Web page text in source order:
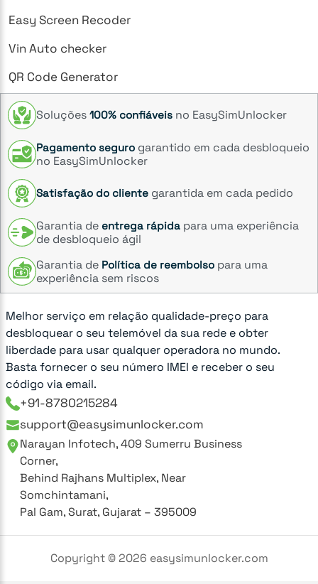
Easy Screen Recoder
Vin Auto checker
QR Code Generator
Soluções 100% confiáveis no EasySimUnlocker
Pagamento seguro garantido em cada desbloqueio
no EasySimUnlocker
Satisfação do cliente garantida em cada pedido
Garantia de entrega rápida para uma experiência
de desbloqueio ágil
Garantia de Política de reembolso para uma
experiência sem riscos
Melhor serviço em relação qualidade-preço para
desbloquear o seu telemóvel da sua rede e obter
liberdade para usar qualquer operadora no mundo.
Basta fornecer o seu número IMEI e receber o seu
código via email.
+91-8780215284
support@easysimunlocker.com
Narayan Infotech, 409 Sumerru Business
Corner,
Behind Rajhans Multiplex, Near
Somchintamani,
Pal Gam, Surat, Gujarat – 395009
Copyright ©2026 easysimunlocker.com